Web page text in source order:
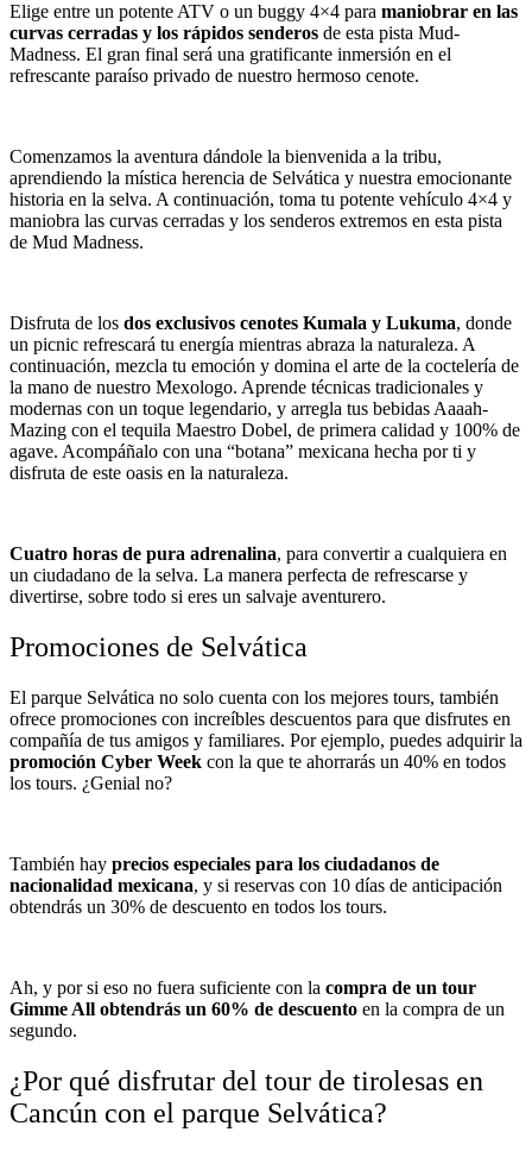
Elige entre un potente ATV o un buggy 4×4 para maniobrar en las
curvas cerradas y los rápidos senderos de esta pista Mud-
Madness. El gran final será una gratificante inmersión en el
refrescante paraíso privado de nuestro hermoso cenote.
Comenzamos la aventura dándole la bienvenida a la tribu,
aprendiendo la mística herencia de Selvática y nuestra emocionante
historia en la selva. A continuación, toma tu potente vehículo 4×4 y
maniobra las curvas cerradas y los senderos extremos en esta pista
de Mud Madness.
Disfruta de los dos exclusivos cenotes Kumala y Lukuma, donde
un picnic refrescará tu energía mientras abraza la naturaleza. A
continuación, mezcla tu emoción y domina el arte de la coctelería de
la mano de nuestro Mexologo. Aprende técnicas tradicionales y
modernas con un toque legendario, y arregla tus bebidas Aaaah-
Mazing con el tequila Maestro Dobel, de primera calidad y 100% de
agave. Acompáñalo con una “botana” mexicana hecha por ti y
disfruta de este oasis en la naturaleza.
Cuatro horas de pura adrenalina, para convertir a cualquiera en
un ciudadano de la selva. La manera perfecta de refrescarse y
divertirse, sobre todo si eres un salvaje aventurero.
Promociones de Selvática
El parque Selvática no solo cuenta con los mejores tours, también
ofrece promociones con increíbles descuentos para que disfrutes en
compañía de tus amigos y familiares. Por ejemplo, puedes adquirir la
promoción Cyber Week con la que te ahorrarás un 40% en todos
los tours. ¿Genial no?
También hay precios especiales para los ciudadanos de
nacionalidad mexicana, y si reservas con 10 días de anticipación
obtendrás un 30% de descuento en todos los tours.
Ah, y por si eso no fuera suficiente con la compra de un tour
Gimme All obtendrás un 60% de descuento en la compra de un
segundo.
¿Por qué disfrutar del tour de tirolesas en
Cancún con el parque Selvática?